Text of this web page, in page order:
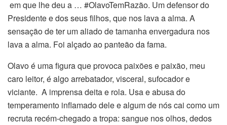
em que lhe deu a … #OlavoTemRazão. Um defensor do
Presidente e dos seus filhos, que nos lava a alma. A
sensação de ter um aliado de tamanha envergadura nos
lava a alma. Foi alçado ao panteão da fama.
Olavo é uma figura que provoca paixões e paixão, meu
caro leitor, é algo arrebatador, visceral, sufocador e
viciante. A imprensa deita e rola. Usa e abusa do
temperamento inflamado dele e algum de nós cai como um
recruta recém-chegado a tropa: sangue nos olhos, dedos